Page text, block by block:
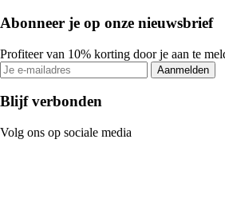
Abonneer je op onze nieuwsbrief
Profiteer van 10% korting door je aan te
Aanmelden
Blijf verbonden
Volg ons op sociale media